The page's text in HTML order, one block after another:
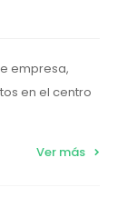
empresa,
en el centro
Ver más